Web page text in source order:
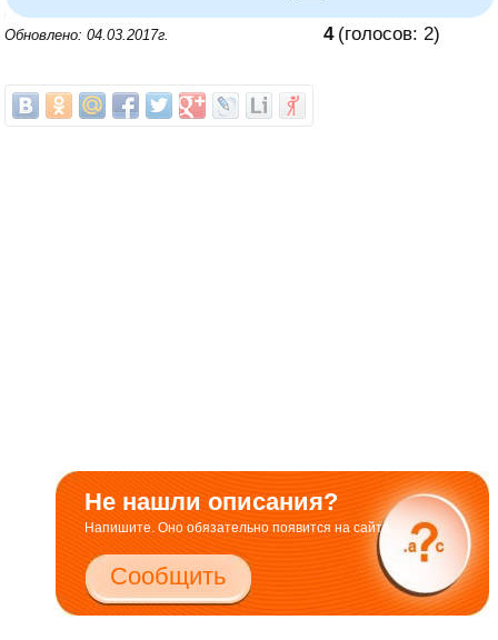
Обновлено: 04.03.2017г. 4 (голосов:2)
Не нашли описания?
Напишите. Оно обязательно появится на сайте.
Сообщить